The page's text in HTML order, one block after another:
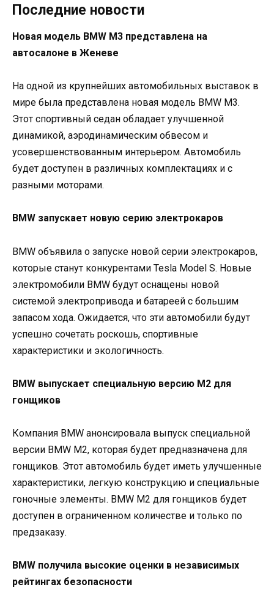
Последние новости
Новая модель BMW M3 представлена на
автосалоне в Женеве
На одной из крупнейших автомобильных выставок в
мире была представлена новая модель BMW M3.
Этот спортивный седан обладает улучшенной
динамикой, аэродинамическим обвесом и
усовершенствованным интерьером. Автомобиль
будет доступен в различных комплектациях и с
разными моторами.
BMW запускает новую серию электрокаров
BMW объявила о запуске новой серии электрокаров,
которые станут конкурентами Tesla Model S. Новые
электромобили BMW будут оснащены новой
системой электропривода и батареей с большим
запасом хода. Ожидается, что эти автомобили будут
успешно сочетать роскошь, спортивные
характеристики и экологичность.
BMW выпускает специальную версию M2 для
гонщиков
Компания BMW анонсировала выпуск специальной
версии BMW M2, которая будет предназначена для
гонщиков. Этот автомобиль будет иметь улучшенные
характеристики, легкую конструкцию и специальные
гоночные элементы. BMW M2 для гонщиков будет
доступен в ограниченном количестве и только по
предзаказу.
BMW получила высокие оценки в независимых
рейтингах безопасности